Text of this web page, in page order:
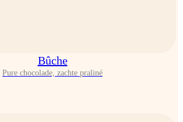
Bûche
Pure chocolade, zachte praliné